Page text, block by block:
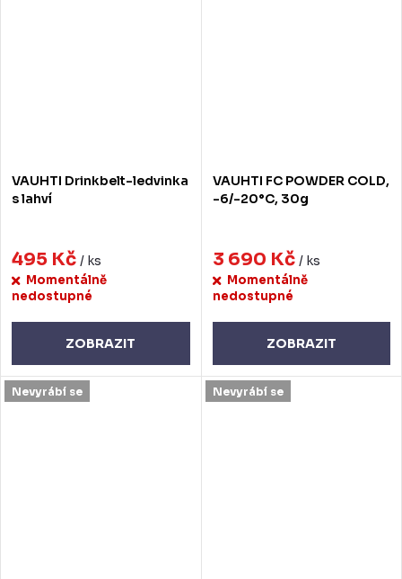
VAUHTI Drinkbelt-ledvinka
s lahví
495 Kč / ks
Momentálně
nedostupné
ZOBRAZIT
VAUHTI FC POWDER COLD,
-6/-20°C, 30g
3 690 Kč / ks
Momentálně
nedostupné
ZOBRAZIT
Nevyrábí se Nevyrábí se